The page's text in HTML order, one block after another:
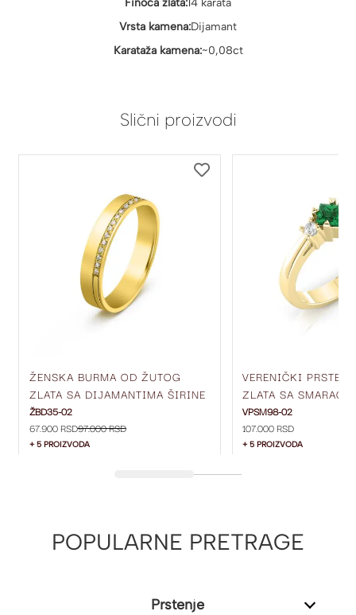
Finoća zlata:14 karata
Vrsta kamena:Dijamant
Karataža kamena:~0,08ct
Slični proizvodi
ŽENSKA BURMA OD ŽUTOG
ZLATA SA DIJAMANTIMA ŠIRINE
4 MM ŽBD35-02
ŽBD35-02
67.900 RSD97.000 RSD
+ 5 PROIZVODA
VERENIČKI PRSTEN
ZLATA SA
DIJAMANTIMA SA
VPSM98-02
VPSM98-02
107.000 RSD
+ 5 PROIZVODA
POPULARNE PRETRAGE
Prstenje